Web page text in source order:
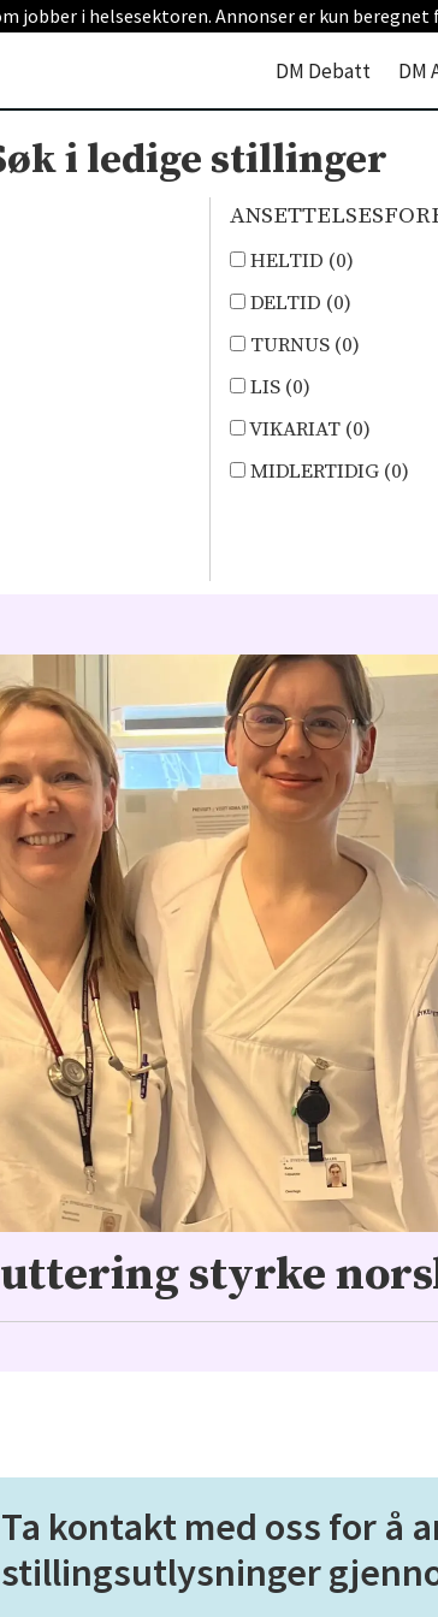
jobber i helsesektoren. Annonser er kun
DM Debatt DM
i ledige stillinger
HELTID (0)
DELTID (0)
TURNUS (0)
LIS (0)
VIKARIAT (0)
MIDLERTIDIG (0)
styrke
Ta kontakt med oss for å
stillingsutlysninger